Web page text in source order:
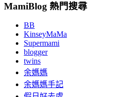
MamiBlog 熱門搜尋
BB
KinseyMaMa
Supermami
blogger
twins
余媽媽
余媽媽手記